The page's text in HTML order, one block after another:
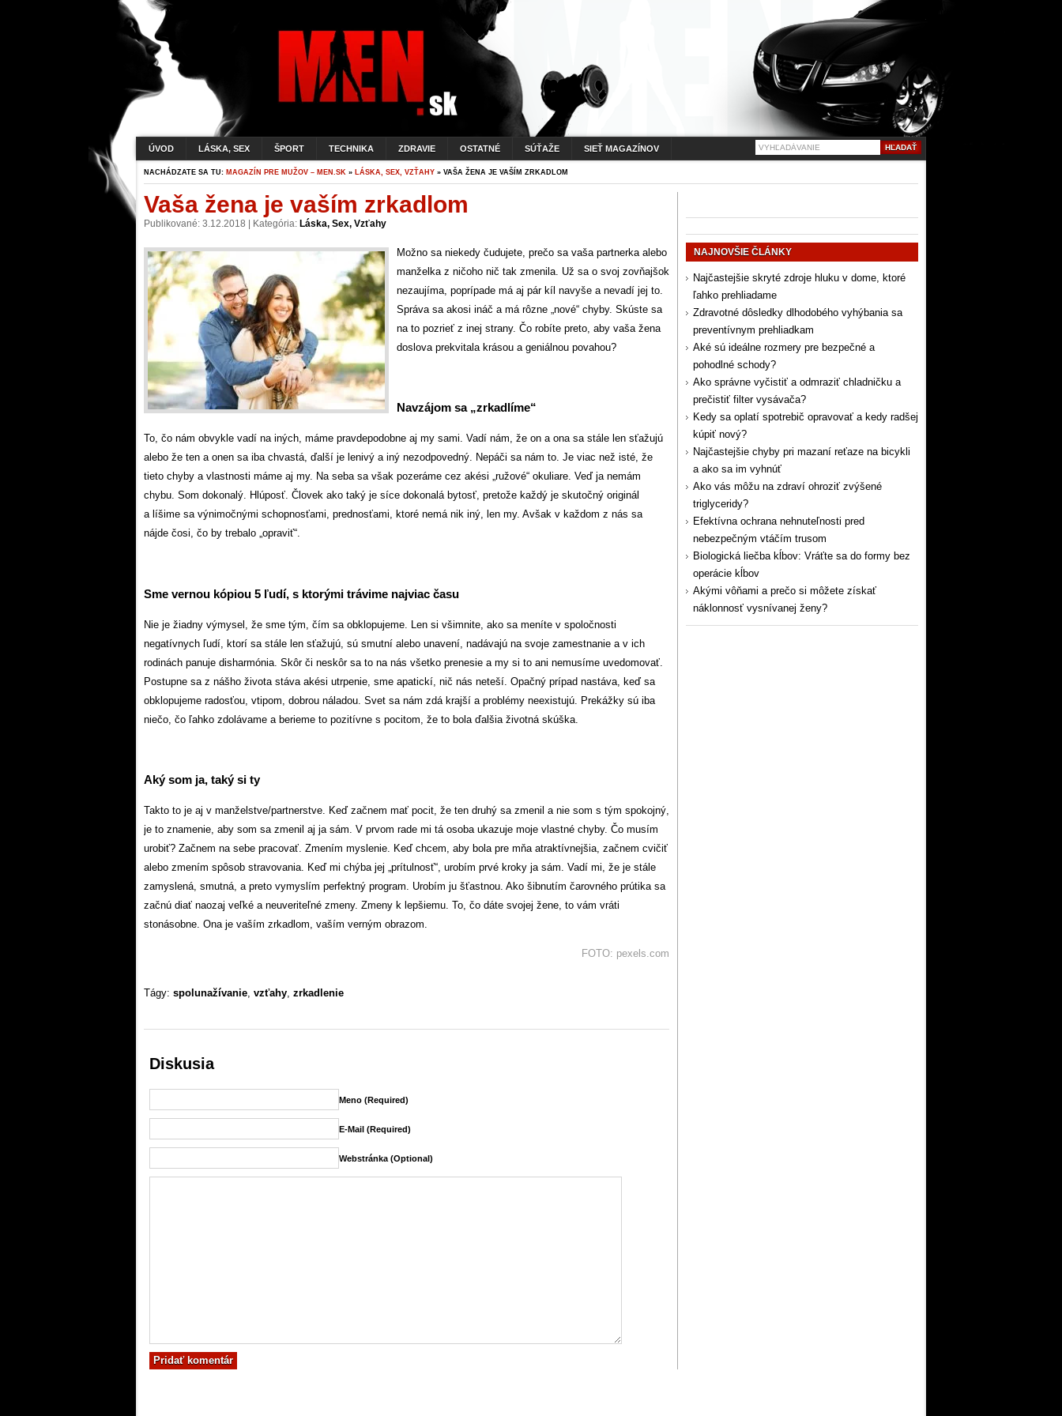
ÚVOD LÁSKA, SEX ŠPORT TECHNIKA ZDRAVIE OSTATNÉ SÚŤAŽE SIEŤ MAGAZÍNOV
NACHÁDZATE SA TU: MAGAZÍN PRE MUŽOV – MEN.SK » LÁSKA, SEX, VZŤAHY » VAŠA ŽENA JE VAŠÍM ZRKADLOM
Vaša žena je vaším zrkadlom
Publikované: 3.12.2018 | Kategória: Láska, Sex, Vzťahy
Možno sa niekedy čudujete, prečo sa vaša partnerka alebo
manželka z ničoho nič tak zmenila. Už sa o svoj zovňajšok
nezaujíma, poprípade má aj pár kíl navyše a nevadí jej to.
Správa sa akosi ináč a má rôzne „nové“ chyby. Skúste sa
na to pozrieť z inej strany. Čo robíte preto, aby vaša žena
doslova prekvitala krásou a geniálnou povahou?
Navzájom sa „zrkadlíme“
To, čo nám obvykle vadí na iných, máme pravdepodobne aj my sami. Vadí nám, že on a ona sa stále len sťažujú
alebo že ten a onen sa iba chvastá, ďalší je lenivý a iný nezodpovedný. Nepáči sa nám to. Je viac než isté, že
tieto chyby a vlastnosti máme aj my. Na seba sa však pozeráme cez akési „ružové“ okuliare. Veď ja nemám
chybu. Som dokonalý. Hlúposť. Človek ako taký je síce dokonalá bytosť, pretože každý je skutočný originál
a líšime sa výnimočnými schopnosťami, prednosťami, ktoré nemá nik iný, len my. Avšak v každom z nás sa
nájde čosi, čo by trebalo „opraviť“.
Sme vernou kópiou 5 ľudí, s ktorými trávime najviac času
Nie je žiadny výmysel, že sme tým, čím sa obklopujeme. Len si všimnite, ako sa meníte v spoločnosti
negatívnych ľudí, ktorí sa stále len sťažujú, sú smutní alebo unavení, nadávajú na svoje zamestnanie a v ich
rodinách panuje disharmónia. Skôr či neskôr sa to na nás všetko prenesie a my si to ani nemusíme uvedomovať.
Postupne sa z nášho života stáva akési utrpenie, sme apatickí, nič nás neteší. Opačný prípad nastáva, keď sa
obklopujeme radosťou, vtipom, dobrou náladou. Svet sa nám zdá krajší a problémy neexistujú. Prekážky sú iba
niečo, čo ľahko zdolávame a berieme to pozitívne s pocitom, že to bola ďalšia životná skúška.
Aký som ja, taký si ty
Takto to je aj v manželstve/partnerstve. Keď začnem mať pocit, že ten druhý sa zmenil a nie som s tým spokojný,
je to znamenie, aby som sa zmenil aj ja sám. V prvom rade mi tá osoba ukazuje moje vlastné chyby. Čo musím
urobiť? Začnem na sebe pracovať. Zmením myslenie. Keď chcem, aby bola pre mňa atraktívnejšia, začnem cvičiť
alebo zmením spôsob stravovania. Keď mi chýba jej „prítulnosť“, urobím prvé kroky ja sám. Vadí mi, že je stále
zamyslená, smutná, a preto vymyslím perfektný program. Urobím ju šťastnou. Ako šibnutím čarovného prútika sa
začnú diať naozaj veľké a neuveriteľné zmeny. Zmeny k lepšiemu. To, čo dáte svojej žene, to vám vráti
stonásobne. Ona je vaším zrkadlom, vaším verným obrazom.
FOTO: pexels.com
Tágy: spolunažívanie, vzťahy, zrkadlenie
Diskusia
Meno (required)
E-Mail (required)
Webstránka (Optional)
NAJNOVŠIE ČLÁNKY
Najčastejšie skryté zdroje hluku v dome, ktoré
ľahko prehliadame
Zdravotné dôsledky dlhodobého vyhýbania sa
preventívnym prehliadkam
Aké sú ideálne rozmery pre bezpečné a
pohodlné schody?
Ako správne vyčistiť a odmraziť chladničku a
prečistiť filter vysávača?
Kedy sa oplatí spotrebič opravovať a kedy radšej
kúpiť nový?
Najčastejšie chyby pri mazaní reťaze na bicykli
a ako sa im vyhnúť
Ako vás môžu na zdraví ohroziť zvýšené
triglyceridy?
Efektívna ochrana nehnuteľnosti pred
nebezpečným vtáčím trusom
Biologická liečba kĺbov: Vráťte sa do formy bez
operácie kĺbov
Akými vôňami a prečo si môžete získať
náklonnosť vysnívanej ženy?